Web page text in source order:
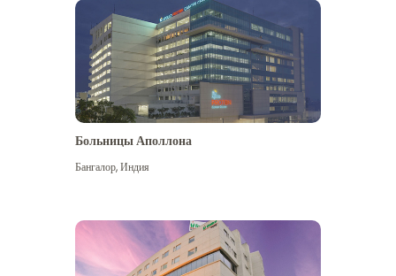
Посмотреть больше
Больницы Аполлона
Бангалор,Индия